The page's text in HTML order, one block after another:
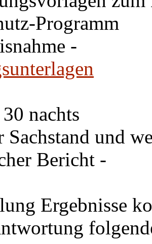
Programm
-
nachts
und
Bericht -
Ergebnisse